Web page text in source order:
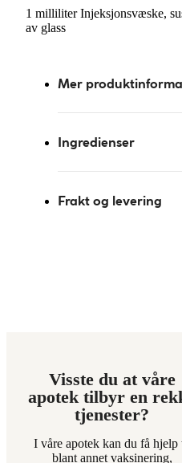
1 milliliter Injeksjonsvæske,
av glass
Mer
Ingredienser
Frakt og levering
Visste du at våre
apotek tilbyr en
tjenester?
I våre apotek kan du få hjelp
blant annet vaksinering,